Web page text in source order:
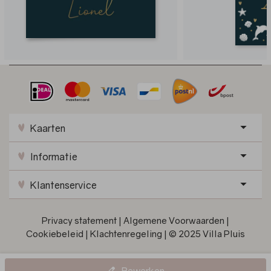
Kaarten
Informatie
Klantenservice
Privacy statement | Algemene Voorwaarden |
Cookiebeleid | Klachtenregeling | © 2025 Villa Pluis